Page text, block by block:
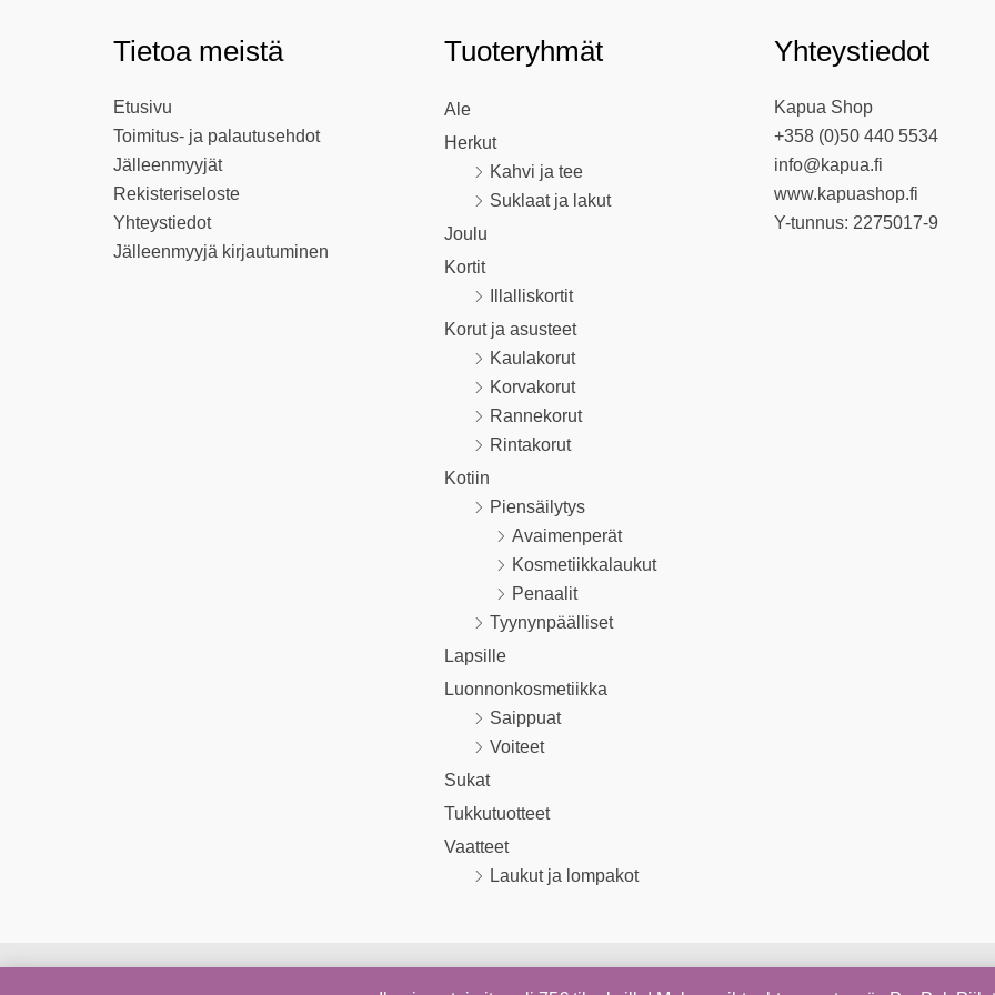
Tietoa meistä
Etusivu
Toimitus- ja palautusehdot
Jälleenmyyjät
Rekisteriseloste
Yhteystiedot
Jälleenmyyjä kirjautuminen
Tuoteryhmät
Ale
Herkut
Kahvi ja tee
Suklaat ja lakut
Joulu
Kortit
Illalliskortit
Korut ja asusteet
Kaulakorut
Korvakorut
Rannekorut
Rintakorut
Kotiin
Piensäilytys
Avaimenperät
Kosmetiikkalaukut
Penaalit
Tyynynpäälliset
Lapsille
Luonnonkosmetiikka
Saippuat
Voiteet
Sukat
Tukkutuotteet
Vaatteet
Laukut ja lompakot
Yhteystiedot
Kapua Shop
+358 (0)50 440 5534
info@kapua.fi
www.kapuashop.fi
Y-tunnus: 2275017-9